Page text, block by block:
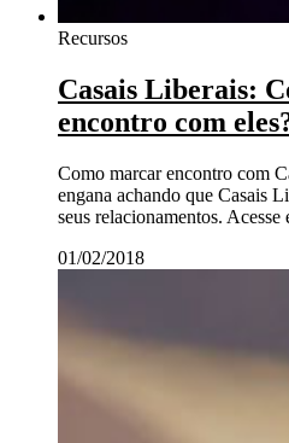
Recursos
Casais Liberais:
encontro com
Como marcar encontro com
engana achando que Casais
seus relacionamentos. Acesse
01/02/2018